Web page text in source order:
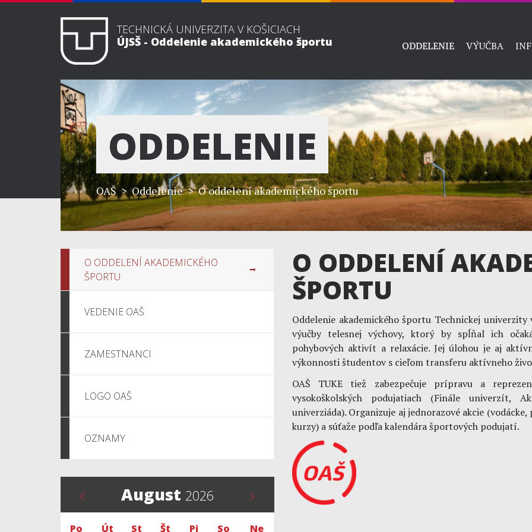
TECHNICKÁ UNIVERZITA V KOŠICIACH
ÚJSŠ - Oddelenie akademického športu
ODDELENIE VÝUČBA
ODDELENIE
OAŠ> Oddelenie > O oddelení akademického športu
O ODDELENÍ AKADEMICKÉHO
ŠPORTU
VEDENIE OAŠ
ZAMESTNANCI
LOGO OAŠ
OZNAMY
August 2026
Po Út St Št Pi So Ne
O ODDELENÍ
ŠPORTU
Oddelenie akademického športu Technickej
výučby telesnej výchovy, ktorý by spĺňal ich
pohybových aktivít a relaxácie. Jej úlohou je aj
výkonnosti študentov s cieľom transferu aktívneho
OAŠ TUKE tiež zabezpečuje prípravu a
vysokoškolských podujatiach (Finále univerzít,
univerziáda). Organizuje aj jednorazové akcie
kurzy) a súťaže podľa kalendára športových podujatí.